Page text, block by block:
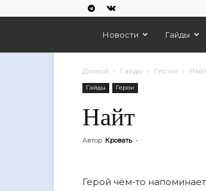
Empires
And
Новости Гайды
Домой Гайды Герои Найт
Гайды Герои
Найт
Автор Кровать -
Герой чём-то